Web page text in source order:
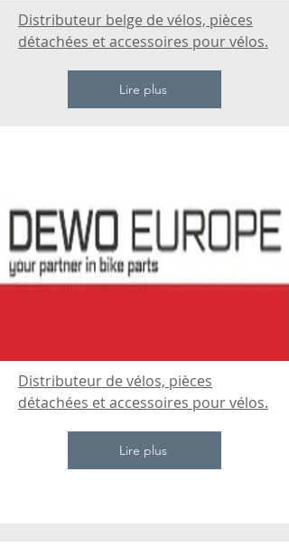
Distributeur belge de vélos, pièces
détachées et accessoires pour vélos.
Lire plus
Distributeur de vélos, pièces
détachées et accessoires pour vélos.
Lire plus